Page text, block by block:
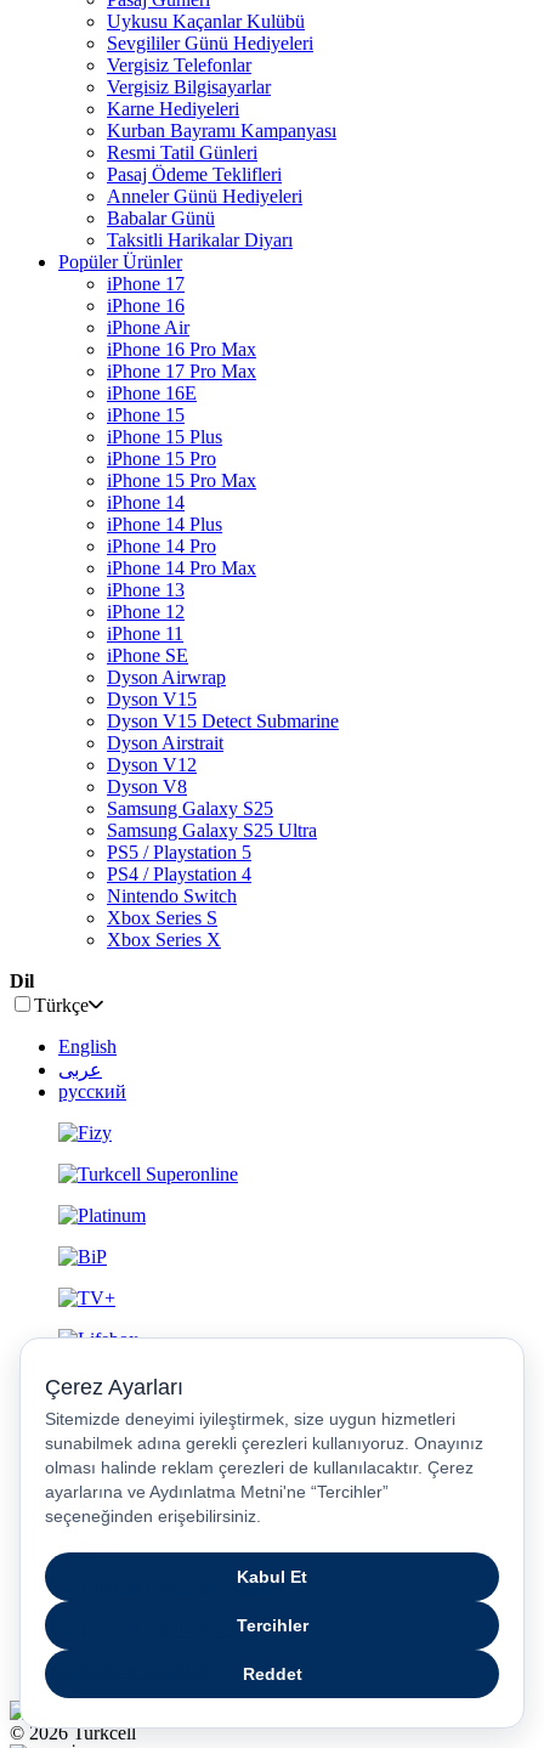
Uykusu Kaçanlar Kulübü
Sevgililer Günü Hediyeleri
Vergisiz Telefonlar
Vergisiz Bilgisayarlar
Karne Hediyeleri
Kurban Bayramı Kampanyası
Resmi Tatil Günleri
Pasaj Ödeme Teklifleri
Anneler Günü Hediyeleri
Babalar Günü
Taksitli Harikalar Diyarı
Popüler Ürünler
iPhone 17
iPhone 16
iPhone Air
iPhone 16 Pro Max
iPhone 17 Pro Max
iPhone 16E
iPhone 15
iPhone 15 Plus
iPhone 15 Pro
iPhone 15 Pro Max
iPhone 14
iPhone 14 Plus
iPhone 14 Pro
iPhone 14 Pro Max
iPhone 13
iPhone 12
iPhone 11
iPhone SE
Dyson Airwrap
Dyson V15
Dyson V15 Detect Submarine
Dyson Airstrait
Dyson V12
Dyson V8
Samsung Galaxy S25
Samsung Galaxy S25 Ultra
PS5 / Playstation 5
PS4 / Playstation 4
Nintendo Switch
Xbox Series S
Xbox Series X
Dil
Türkçe
English
عربى
русский
© 2026 Turkcell